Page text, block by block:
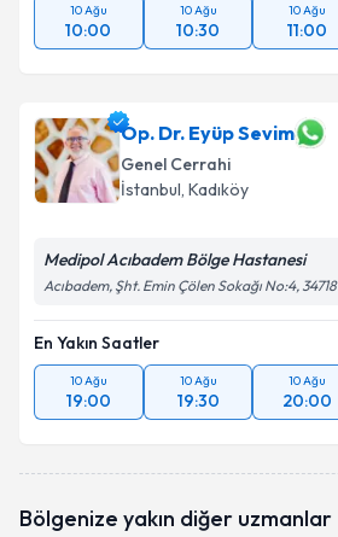
10 Ağu
10:00
10 Ağu
10:30
10 Ağu
11:00
Op. Dr. Eyüp Sevim
Genel Cerrahi
İstanbul, Kadıköy
Medipol Acıbadem Bölge Hastanesi
Acıbadem, Şht. Emin Çölen Sokağı No:4, 34718
En Yakın Saatler
10 Ağu
19:00
10 Ağu
19:30
10 Ağu
20:00
Bölgenize yakın diğer uzmanlar